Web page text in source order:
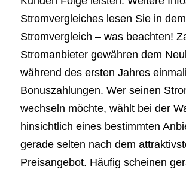
Stromvergleiches lesen Sie in
Stromvergleich – was beachten!
Stromanbieter gewähren dem
während des ersten Jahres
Bonuszahlungen. Wer seinen
wechseln möchte, wählt bei der
hinsichtlich eines bestimmten
gerade selten nach dem
Preisangebot. Häufig scheinen